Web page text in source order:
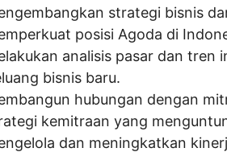
strategi bisnis
posisi Agoda di
analisis pasar dan
bisnis baru.
hubungan dengan
kemitraan yang
dan meningkatkan